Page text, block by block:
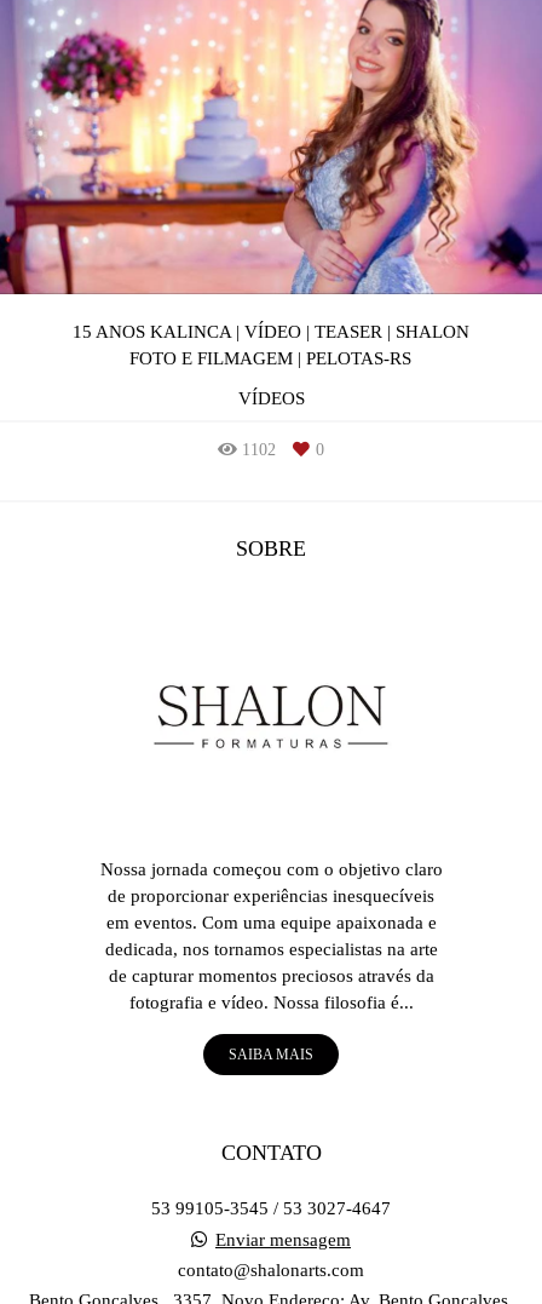
15 ANOS KALINCA | VÍDEO | TEASER | SHALON
FOTO E FILMAGEM | PELOTAS-RS
VÍDEOS
1102 0
SOBRE
Nossa jornada começou com o objetivo claro
de proporcionar experiências inesquecíveis
em eventos. Com uma equipe apaixonada e
dedicada, nos tornamos especialistas na arte
de capturar momentos preciosos através da
fotografia e vídeo. Nossa filosofia é...
SAIBA MAIS
CONTATO
53 99105-3545 / 53 3027-4647
Enviar mensagem
contato@shalonarts.com